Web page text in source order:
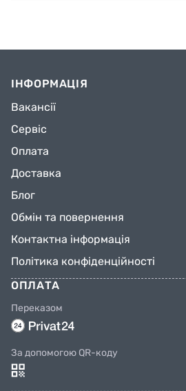
ІНФОРМАЦІЯ
Вакансії
Сервіс
Оплата
Доставка
Блог
Обмін та повернення
Контактна інформація
Політика конфіденційності
ОПЛАТА
Переказом
За допомогою QR-коду